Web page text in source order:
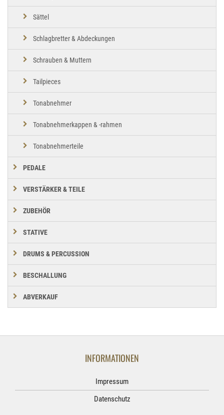
Sättel
Schlagbretter & Abdeckungen
Schrauben & Muttern
Tailpieces
Tonabnehmer
Tonabnehmerkappen & -rahmen
Tonabnehmerteile
PEDALE
VERSTÄRKER & TEILE
ZUBEHÖR
STATIVE
DRUMS & PERCUSSION
BESCHALLUNG
ABVERKAUF
INFORMATIONEN
Impressum
Datenschutz